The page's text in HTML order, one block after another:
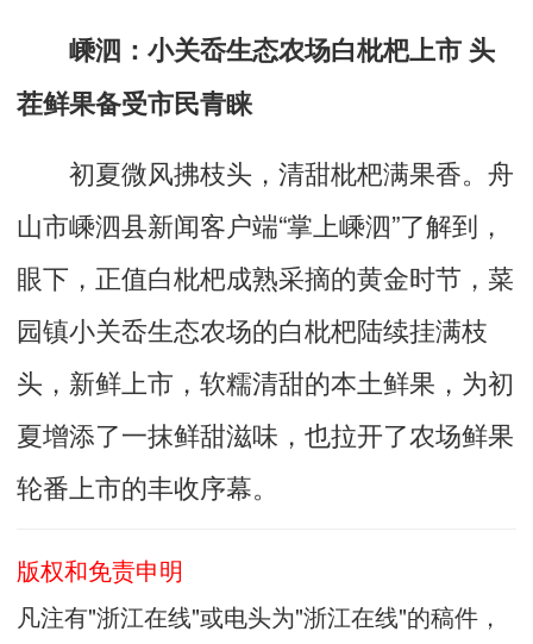
嵊泗：小关岙生态农场白枇杷上市 头
茬鲜果备受市民青睐
初夏微风拂枝头，清甜枇杷满果香。舟
山市嵊泗县新闻客户端“掌上嵊泗”了解到，
眼下，正值白枇杷成熟采摘的黄金时节，菜
园镇小关岙生态农场的白枇杷陆续挂满枝
头，新鲜上市，软糯清甜的本土鲜果，为初
夏增添了一抹鲜甜滋味，也拉开了农场鲜果
轮番上市的丰收序幕。
版权和免责申明
凡注有"浙江在线"或电头为"浙江在线"的稿件，